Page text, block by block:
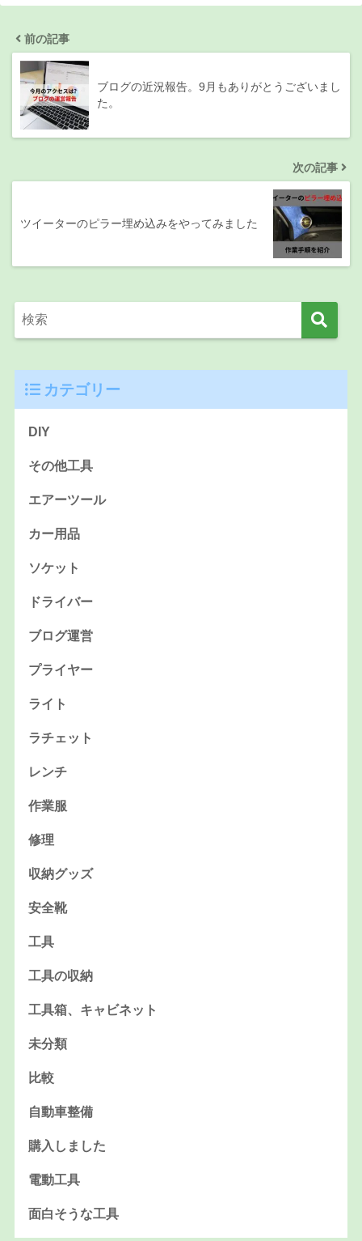
前の記事
ブログの近況報告。9月もありがとうございまし
た。
次の記事
ツイーターのピラー埋め込みをやってみました
カテゴリー
DIY
その他工具
エアーツール
カー用品
ソケット
ドライバー
ブログ運営
プライヤー
ライト
ラチェット
レンチ
作業服
修理
収納グッズ
安全靴
工具
工具の収納
工具箱、キャビネット
未分類
比較
自動車整備
購入しました
電動工具
面白そうな工具